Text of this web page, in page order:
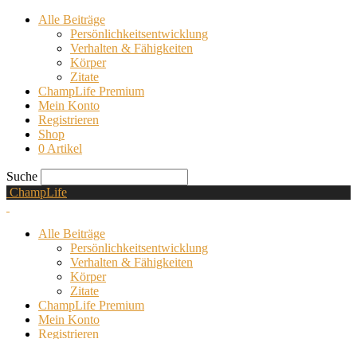
Alle Beiträge
Persönlichkeitsentwicklung
Verhalten & Fähigkeiten
Körper
Zitate
ChampLife Premium
Mein Konto
Registrieren
Shop
0 Artikel
Suche
ChampLife
Alle Beiträge
Persönlichkeitsentwicklung
Verhalten & Fähigkeiten
Körper
Zitate
ChampLife Premium
Mein Konto
Registrieren